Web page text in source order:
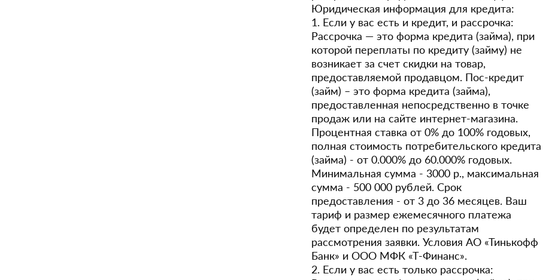
Юридическая информация для кредита:
1. Если у вас есть и кредит, и рассрочка:
Рассрочка — это форма кредита (займа), при
которой переплаты по кредиту (займу) не
возникает за счет скидки на товар,
предоставляемой продавцом. Пос-кредит
(займ) – это форма кредита (займа),
предоставленная непосредственно в точке
продаж или на сайте интернет-магазина.
Процентная ставка от 0% до 100% годовых,
полная стоимость потребительского кредита
(займа) - от 0.000% до 60.000% годовых.
Минимальная сумма - 3000 р., максимальная
сумма - 500 000 рублей. Срок
предоставления - от 3 до 36 месяцев. Ваш
тариф и размер ежемесячного платежа
будет определен по результатам
рассмотрения заявки. Условия АО «Тинькофф
Банк» и ООО МФК «Т-Финанс».
2. Если у вас есть только рассрочка: